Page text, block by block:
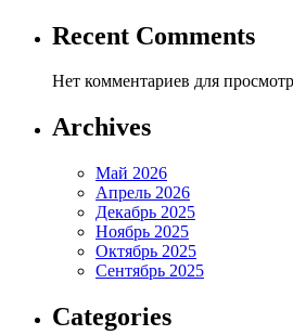
Recent Comments
Нет комментариев для
Archives
Май 2026
Апрель 2026
Декабрь 2025
Ноябрь 2025
Октябрь 2025
Сентябрь 2025
Categories